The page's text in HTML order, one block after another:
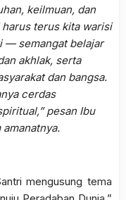
keilmuan, dan
terus kita warisi
— semangat belajar
akhlak, serta
dan bangsa.
cerdas
pesan Ibu
mengusung tema